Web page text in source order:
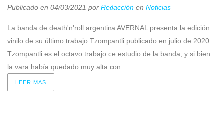
Publicado en 04/03/2021 por Redacción en Noticias
La banda de death'n'roll argentina AVERNAL presenta la edición
vinilo de su último trabajo Tzompantli publicado en julio de 2020.
Tzompantli es el octavo trabajo de estudio de la banda, y si bien
la vara había quedado muy alta con...
LEER MAS